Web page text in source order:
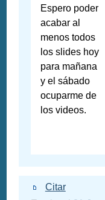
Espero poder
acabar al
menos todos
los slides hoy
para mañana
y el sábado
ocuparme de
los videos.
Citar